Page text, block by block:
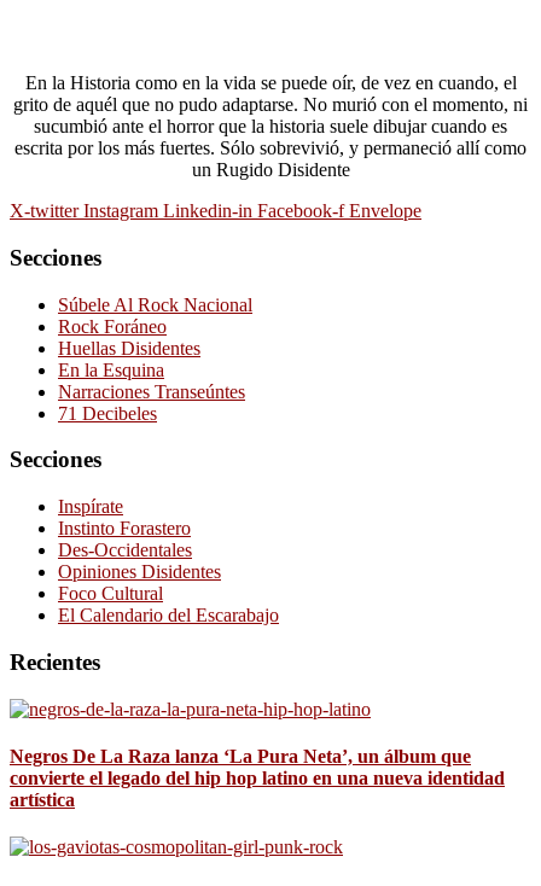
En la Historia como en la vida se puede oír, de vez en cuando, el
grito de aquél que no pudo adaptarse. No murió con el momento, ni
sucumbió ante el horror que la historia suele dibujar cuando es
escrita por los más fuertes. Sólo sobrevivió, y permaneció allí como
un Rugido Disidente
X-twitter Instagram Linkedin-in Facebook-f Envelope
Secciones
Súbele Al Rock Nacional
Rock Foráneo
Huellas Disidentes
En la Esquina
Narraciones Transeúntes
71 Decibeles
Secciones
Inspírate
Instinto Forastero
Des-Occidentales
Opiniones Disidentes
Foco Cultural
El Calendario del Escarabajo
Recientes
Negros De La Raza lanza ‘La Pura Neta’, un álbum que
convierte el legado del hip hop latino en una nueva identidad
artística